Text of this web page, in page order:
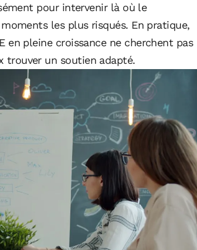
pour intervenir là où le
les plus risqués. En pratique,
en pleine croissance ne cherchent pas
trouver un soutien adapté.